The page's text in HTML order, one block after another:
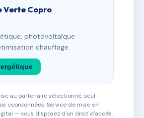
Verte Copro
photovoltaïque
chauffage.
au partenaire sélectionné, seul
coordonnées. Service de mise en
— vous disposez d'un droit d'accès,